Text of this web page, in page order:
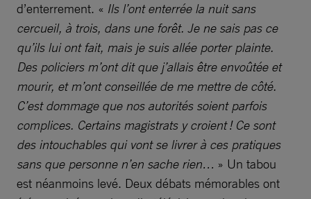
d’enterrement. « Ils l’ont enterrée la nuit sans
cercueil, à trois, dans une forêt. Je ne sais pas ce
qu’ils lui ont fait, mais je suis allée porter plainte.
Des policiers m’ont dit que j’allais être envoûtée et
mourir, et m’ont conseillée de me mettre de côté.
C’est dommage que nos autorités soient parfois
complices. Certains magistrats y croient ! Ce sont
des intouchables qui vont se livrer à ces pratiques
sans que personne n’en sache rien… » Un tabou
est néanmoins levé. Deux débats mémorables ont